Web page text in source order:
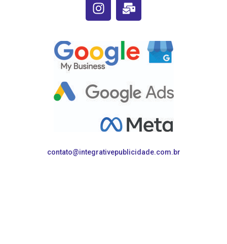
contato@integrativepublicidade.com.br